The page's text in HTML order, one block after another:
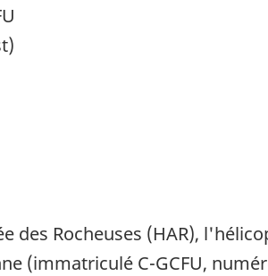
des Rocheuses (HAR),
(immatriculé C-GCFU,